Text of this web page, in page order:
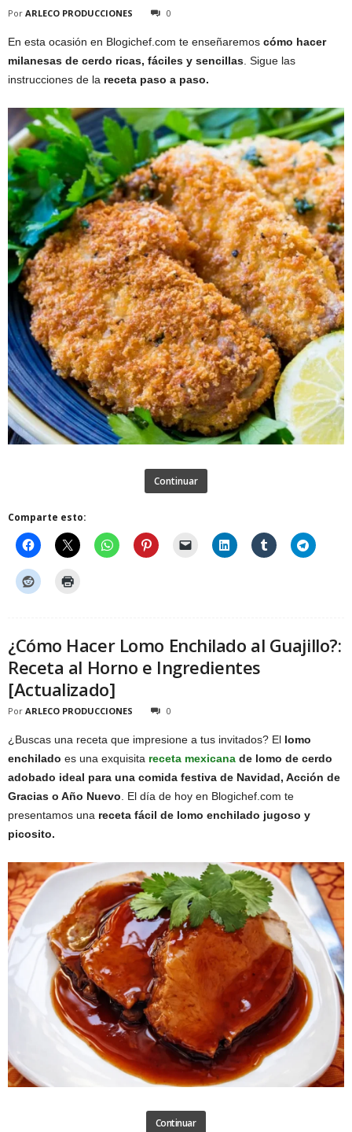
Por ARLECO PRODUCCIONES 0
En esta ocasión en Blogichef.com te enseñaremos cómo hacer
milanesas de cerdo ricas, fáciles y sencillas . Sigue las
instrucciones de la receta paso a paso.
Continuar
Comparte esto:
¿Cómo Hacer Lomo Enchilado al Guajillo?:
Receta al Horno e Ingredientes
[Actualizado]
Por ARLECO PRODUCCIONES 0
¿Buscas una receta que impresione a tus invitados? El lomo
enchilado es una exquisita receta mexicana de lomo de cerdo
adobado ideal para una comida festiva de Navidad, Acción de
Gracias o Año Nuevo . El día de hoy en Blogichef.com te
presentamos una receta fácil de lomo enchilado jugoso y
picosito.
Continuar